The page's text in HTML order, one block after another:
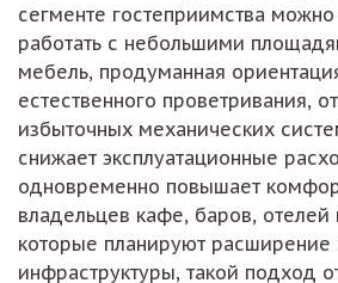
сегменте гостеприимства
работать с небольшими
мебель, продуманная
естественного проветривания,
избыточных механических
снижает эксплуатационные
одновременно повышает
владельцев кафе, баров, отелей
которые планируют расширение
инфраструктуры, такой подход